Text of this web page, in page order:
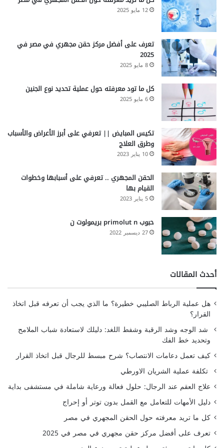
12 مايو 2025
تعرف على أفضل مركز حقن مجهري في مصر في
2025
8 مايو 2025
كل ما تود معرفته حول عملية تحديد نوع الجنين
6 مايو 2025
تكيس المبايض || تعرفي على أبرز الأعراض والأسباب
وطرق العلاج
10 يناير 2023
الحقن المجهري .. تعرفي على أسبابها وخطوات
القيام بها
5 يناير 2023
حبوب primolut n بريمولوت ن
27 ديسمبر 2022
أحدث المقالات
هل عملية الرباط الصليبي خطيرة؟ ما الذي يجب أن تعرفه قبل اتخاذ
القرار؟
شد الوجه وشد الرقبة وشفط اللغد: دليلك لاستعادة شباب الملامح
وتحديد خط الفك
كيف تعمل دعامات الانتصاب؟ شرح مبسط للرجال قبل اتخاذ القرار
تكلفة عملية الشريان الاورطي
علاج العقم عند الرجال: حلول فعالة ورعاية شاملة في مستشفى بداية
دليل الأمهات للتعامل مع القمل بدون توتر أو إحراج
كل ما تريد معرفته حول الحقن المجهري في مصر
تعرف على أفضل مركز حقن مجهري في مصر في 2025